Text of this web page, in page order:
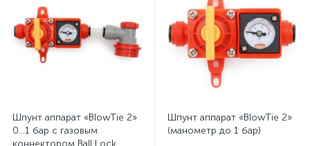
Шпунт аппарат «BlowTie 2»
0...1 бар с газовым
коннектором Ball Lock
Шпунт аппарат «BlowTie 2»
(манометр до 1 бар)